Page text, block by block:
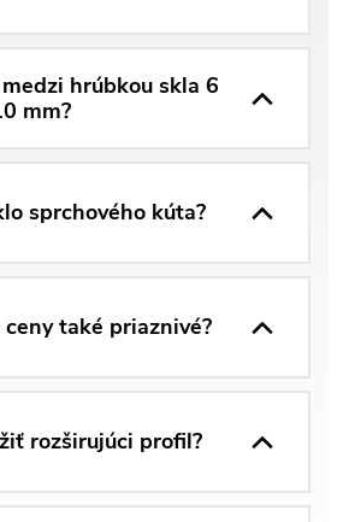
hrúbkou skla 6
mm?
sprchového kúta?
ceny také priaznivé?
rozširujúci profil?